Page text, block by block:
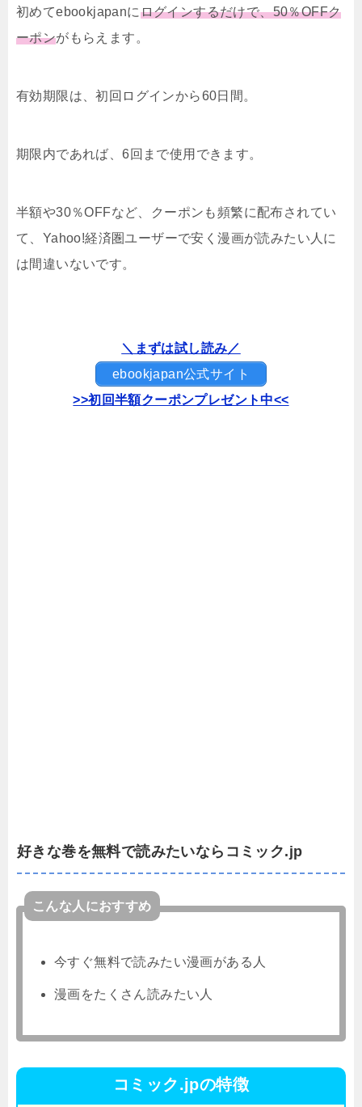
初めてebookjapanにログインするだけで、50％OFFク
ーポンがもらえます。
有効期限は、初回ログインから60日間。
期限内であれば、6回まで使用できます。
半額や30％OFFなど、クーポンも頻繁に配布されてい
て、Yahoo!経済圏ユーザーで安く漫画が読みたい人に
は間違いないです。
＼まずは試し読み／
ebookjapan公式サイト
>>初回半額クーポンプレゼント中<<
好きな巻を無料で読みたいならコミック.jp
こんな人におすすめ
今すぐ無料で読みたい漫画がある人
漫画をたくさん読みたい人
コミック.jpの特徴